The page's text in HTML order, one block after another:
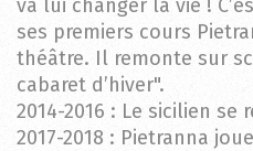
Mon
Village
Invite
va lui changer la vie !
ses premiers cours
théâtre. Il remonte sur
cabaret d’hiver".
2014-2016 : Le sicilien se
2017-2018 : Pietranna